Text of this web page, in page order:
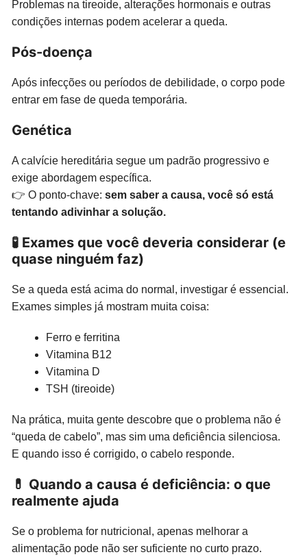
Problemas na tireoide, alterações hormonais e outras
condições internas podem acelerar a queda.
Pós-doença
Após infecções ou períodos de debilidade, o corpo pode
entrar em fase de queda temporária.
Genética
A calvície hereditária segue um padrão progressivo e
exige abordagem específica.
👉 O ponto-chave:sem saber a causa, você só está
tentando adivinhar a solução.
🧪 Exames que você deveria considerar (e
quase ninguém faz)
Se a queda está acima do normal, investigar é essencial.
Exames simples já mostram muita coisa:
Ferro e ferritina
Vitamina B12
Vitamina D
TSH (tireoide)
Na prática, muita gente descobre que o problema não é
“queda de cabelo”, mas sim uma deficiência silenciosa.
E quando isso é corrigido, o cabelo responde.
💊 Quando a causa é deficiência: o que
realmente ajuda
Se o problema for nutricional, apenas melhorar a
alimentação pode não ser suficiente no curto prazo.